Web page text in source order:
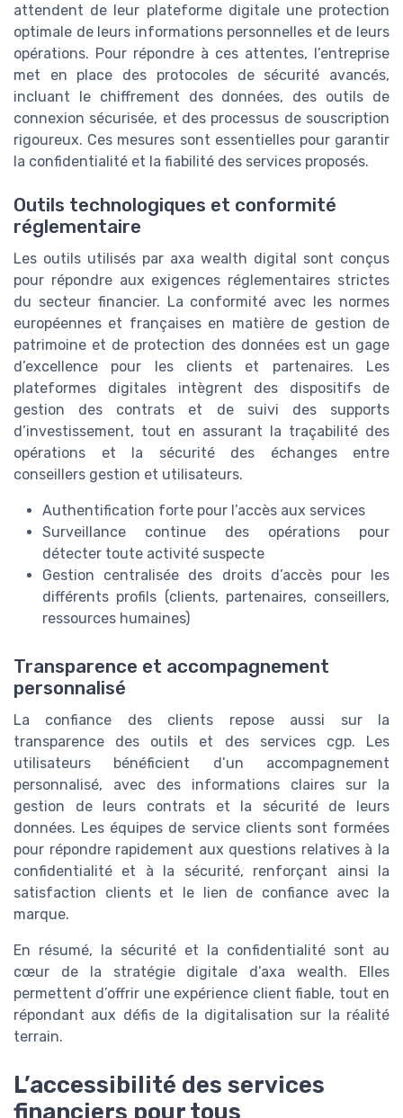
attendent de leur plateforme digitale une protection
optimale de leurs informations personnelles et de leurs
opérations. Pour répondre à ces attentes, l’entreprise
met en place des protocoles de sécurité avancés,
incluant le chiffrement des données, des outils de
connexion sécurisée, et des processus de souscription
rigoureux. Ces mesures sont essentielles pour garantir
la confidentialité et la fiabilité des services proposés.
Outils technologiques et conformité
réglementaire
Les outils utilisés par axa wealth digital sont conçus
pour répondre aux exigences réglementaires strictes
du secteur financier. La conformité avec les normes
européennes et françaises en matière de gestion de
patrimoine et de protection des données est un gage
d’excellence pour les clients et partenaires. Les
plateformes digitales intègrent des dispositifs de
gestion des contrats et de suivi des supports
d’investissement, tout en assurant la traçabilité des
opérations et la sécurité des échanges entre
conseillers gestion et utilisateurs.
Authentification forte pour l’accès aux services
Surveillance continue des opérations pour
détecter toute activité suspecte
Gestion centralisée des droits d’accès pour les
différents profils (clients, partenaires, conseillers,
ressources humaines)
Transparence et accompagnement
personnalisé
La confiance des clients repose aussi sur la
transparence des outils et des services cgp. Les
utilisateurs bénéficient d’un accompagnement
personnalisé, avec des informations claires sur la
gestion de leurs contrats et la sécurité de leurs
données. Les équipes de service clients sont formées
pour répondre rapidement aux questions relatives à la
confidentialité et à la sécurité, renforçant ainsi la
satisfaction clients et le lien de confiance avec la
marque.
En résumé, la sécurité et la confidentialité sont au
cœur de la stratégie digitale d’axa wealth. Elles
permettent d’offrir une expérience client fiable, tout en
répondant aux défis de la digitalisation sur la réalité
terrain.
L’accessibilité des services
financiers pour tous